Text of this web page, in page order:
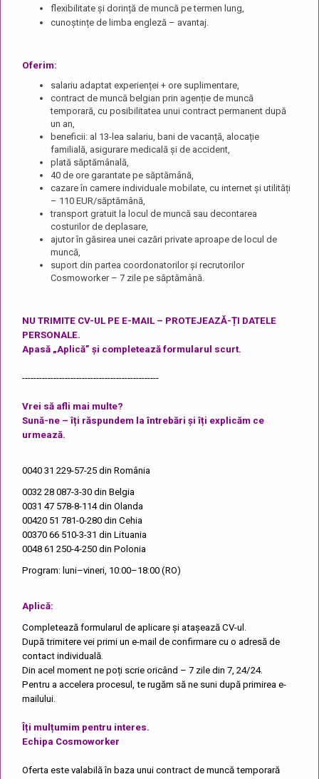
flexibilitate și dorință de muncă pe termen lung,
cunoștințe de limba engleză – avantaj.
Oferim:
salariu adaptat experienței + ore suplimentare,
contract de muncă belgian prin agenție de muncă
temporară, cu posibilitatea unui contract permanent după
un an,
beneficii: al 13-lea salariu, bani de vacanță, alocație
familială, asigurare medicală și de accident,
plată săptămânală,
40 de ore garantate pe săptămână,
cazare în camere individuale mobilate, cu internet și utilități
– 110 EUR/săptămână,
transport gratuit la locul de muncă sau decontarea
costurilor de deplasare,
ajutor în găsirea unei cazări private aproape de locul de
muncă,
suport din partea coordonatorilor și recrutorilor
Cosmoworker – 7 zile pe săptămână.
NU TRIMITE CV-UL PE E-MAIL – PROTEJEAZĂ-ȚI DATELE
PERSONALE.
Apasă „Aplică” și completează formularul scurt.
------------------------------------------------
Vrei să afli mai multe?
Sună-ne – îți răspundem la întrebări și îți explicăm ce
urmează.
0040 31 229-57-25 din România
0032 28 087-3-30 din Belgia
0031 47 578-8-114din Olanda
00420 51 781-0-280 din Cehia
00370 66 510-3-31 din Lituania
0048 61 250-4-250 din Polonia
Program: luni–vineri, 10:00–18:00 (RO)
Aplică:
Completează formularul de aplicare și atașează CV-ul.
După trimitere vei primi un e-mail de confirmare cu o adresă de
contact individuală.
Din acel moment ne poți scrie oricând – 7 zile din 7, 24/24.
Pentru a accelera procesul, te rugăm să ne suni după primirea e-
mailului.
Îți mulțumim pentru interes.
Echipa Cosmoworker
Oferta este valabilă în baza unui contract de muncă temporară